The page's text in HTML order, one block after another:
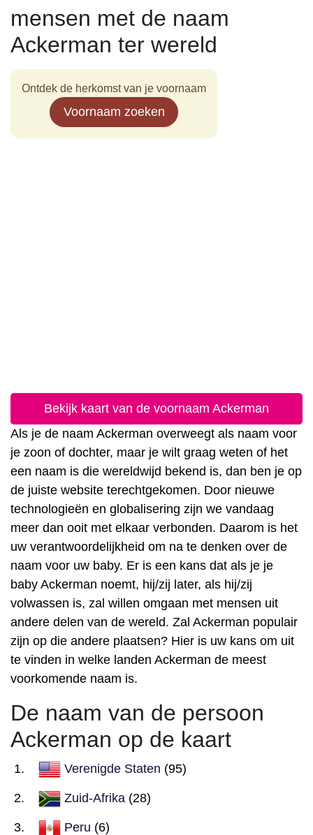
mensen met de naam
Ackerman ter wereld
Ontdek de herkomst van je voornaam
Voornaam zoeken
Bekijk kaart van de voornaam Ackerman
Als je de naam Ackerman overweegt als naam voor
je zoon of dochter, maar je wilt graag weten of het
een naam is die wereldwijd bekend is, dan ben je op
de juiste website terechtgekomen. Door nieuwe
technologieën en globalisering zijn we vandaag
meer dan ooit met elkaar verbonden. Daarom is het
uw verantwoordelijkheid om na te denken over de
naam voor uw baby. Er is een kans dat als je je
baby Ackerman noemt, hij/zij later, als hij/zij
volwassen is, zal willen omgaan met mensen uit
andere delen van de wereld. Zal Ackerman populair
zijn op die andere plaatsen? Hier is uw kans om uit
te vinden in welke landen Ackerman de meest
voorkomende naam is.
De naam van de persoon
Ackerman op de kaart
Verenigde Staten (95)
Zuid-Afrika (28)
Peru (6)